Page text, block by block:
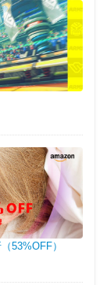
53%OFF）